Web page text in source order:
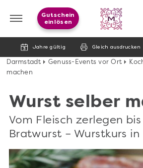
Jahre gültig Gleich ausdrucken
Gutschein
einlösen
Darmstadt Genuss-Events vor Ort
machen
Wurst selber
Vom Fleisch zerlegen
Bratwurst – Wurstkurs in